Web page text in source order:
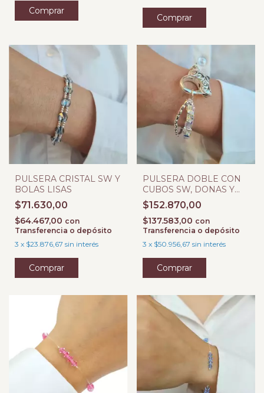
PULSERA CRISTAL SW Y
BOLAS LISAS
$71.630,00
$64.467,00 con
Transferencia o depósito
3 x $23.876,67 sin interés
PULSERA DOBLE CON
CUBOS SW, DONAS Y
OVALES
$152.870,00
$137.583,00 con
Transferencia o depósito
3 x $50.956,67 sin interés